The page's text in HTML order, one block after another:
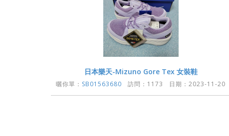
日本樂天-Mizuno Gore Tex 女裝鞋
曬你單： SB01563680 訪問：1173 日期：2023-11-20